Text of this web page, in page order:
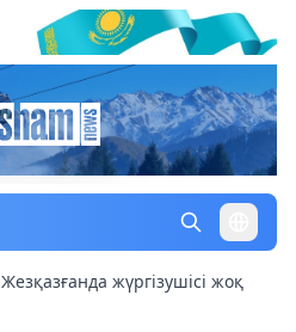
Жезқазғанда жүргізушісі жоқ